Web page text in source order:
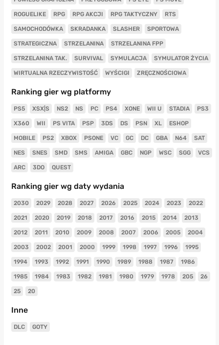
ROGUELIKE RPG RPG AKCJI RPG TAKTYCZNY RTS
SAMOCHODÓWKA SKRADANKA SLASHER SPORTOWA
STRATEGICZNA STRZELANINA STRZELANINA FPP
STRZELANINA TAK. SURVIVAL SYMULACJA SYMULATOR ŻYCIA
WIRTUALNA RZECZYWISTOŚĆ WYŚCIGI ZRĘCZNOŚCIOWA
Ranking gier wg platformy
PS5 XSX|S NS2 NS PC PS4 XONE WII U STADIA PS3
X360 WII PS VITA PSP 3DS DS PSN XL ESHOP
MOBILE PS2 XBOX PSONE VC GC DC GBA N64 SAT
NES SNES SMD SMS AMIGA GBC NGP WSC SGG VCS
ARC 3DO QUEST
Ranking gier wg daty wydania
2030 2029 2028 2027 2026 2025 2024 2023 2022
2021 2020 2019 2018 2017 2016 2015 2014 2013
2012 2011 2010 2009 2008 2007 2006 2005 2004
2003 2002 2001 2000 1999 1998 1997 1996 1995
1994 1993 1992 1991 1990 1989 1988 1987 1986
1985 1984 1983 1982 1981 1980 1979 1978 205 26
25 20
Inne
DLC GOTY